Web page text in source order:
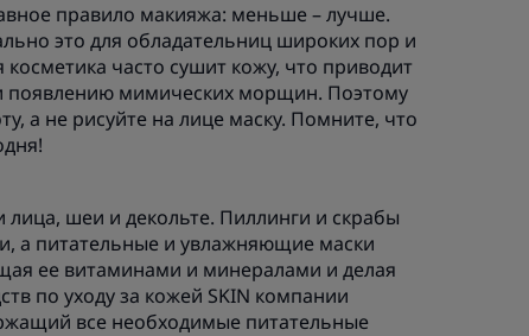
правило макияжа: меньше – лучше.
это для обладательниц широких пор и
часто сушит кожу, что приводит
появлению мимических морщин. Поэтому
а не рисуйте на лице маску. Помните, что
лица, шеи и декольте. Пиллинги и скрабы
а питательные и увлажняющие маски
ее витаминами и минералами и делая
по уходу за кожей SKIN компании
все необходимые питательные